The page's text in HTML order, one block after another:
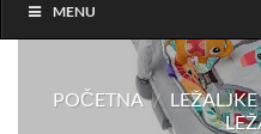
MENU
POČETNA /